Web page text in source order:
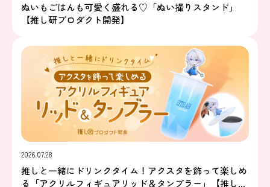
ぬいもごはんも可愛く盛れる♡「ぬい撮りスタンド」
【推し研プロダクト開発】
2026.07.28
推しと一緒にドリンクタイム！アクスタを飾って楽しめ
る「アクリルフィギュアリッド＆タンブラー」【推し研